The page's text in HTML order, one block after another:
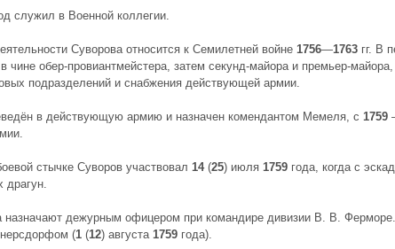
служил в Военной коллегии.
Суворова относится к Семилетней войне 1756—1763 гг. В
чине обер-провиантмейстера, затем секунд-майора и премьер-
подразделений и снабжения действующей армии.
в действующую армию и назначен комендантом Мемеля, с 1759
стычке Суворов участвовал 14(25) июля 1759 года, когда с
драгун.
назначают дежурным офицером при командире дивизии В. В.
(1 (12) августа 1759 года).